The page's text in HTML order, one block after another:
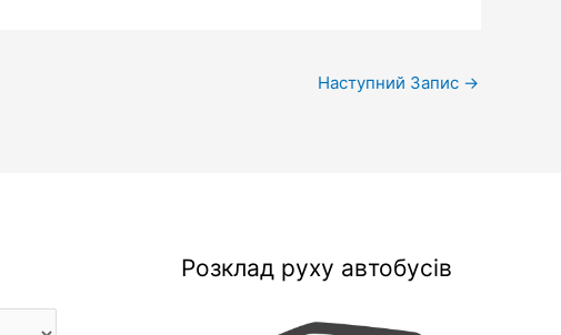
Наступний Запис →
Розклад руху автобусів